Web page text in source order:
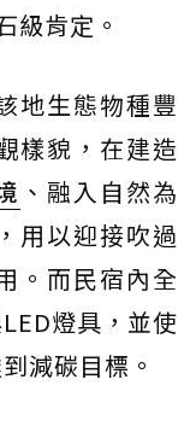
肯定。
地生態物種豐
樣貌，在建造
、融入自然為
用以迎接吹過
。而民宿內全
燈具，並使
減碳目標。